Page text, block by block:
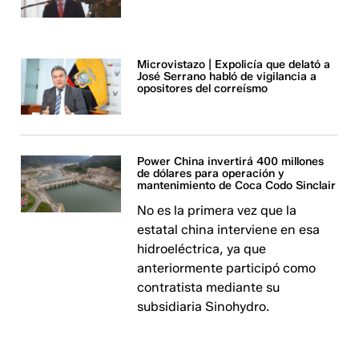
Microvistazo | Expolicía que delató a
José Serrano habló de vigilancia a
opositores del correísmo
Power China invertirá 400 millones
de dólares para operación y
mantenimiento de Coca Codo Sinclair
No es la primera vez que la
estatal china interviene en esa
hidroeléctrica, ya que
anteriormente participó como
contratista mediante su
subsidiaria Sinohydro.